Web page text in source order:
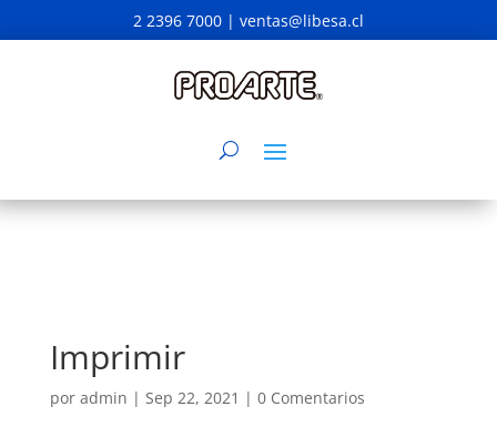
2 2396 7000 | ventas@libesa.cl
Imprimir
por admin | Sep 22, 2021 | 0 Comentarios